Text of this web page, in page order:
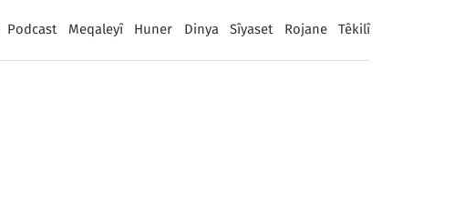
Podcast Meqaleyî Huner Dinya Sîyaset Rojane Têkilî